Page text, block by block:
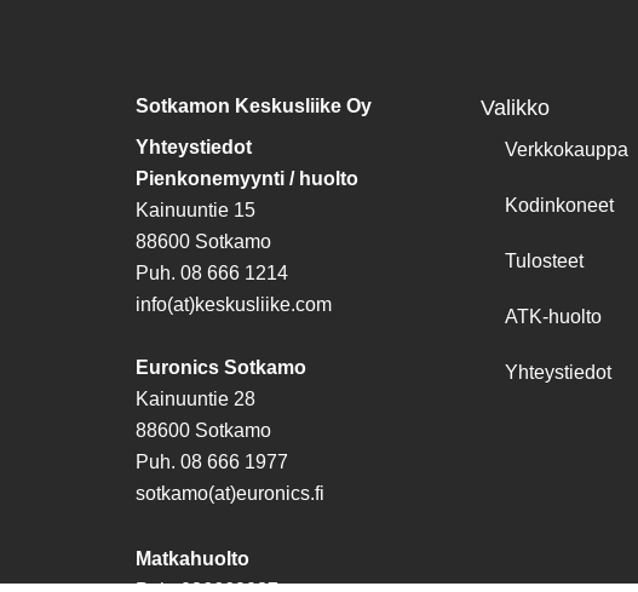
Sotkamon Keskusliike Oy
Yhteystiedot
Pienkonemyynti / huolto
Kainuuntie 15
88600 Sotkamo
Puh. 08 666 1214
info(at)keskusliike.com
Euronics Sotkamo
Kainuuntie 28
88600 Sotkamo
Puh. 08 666 1977
sotkamo(at)euronics.fi
Matkahuolto
Valikko
Verkkokauppa
Kodinkoneet
Tulosteet
ATK-huolto
Yhteystiedot